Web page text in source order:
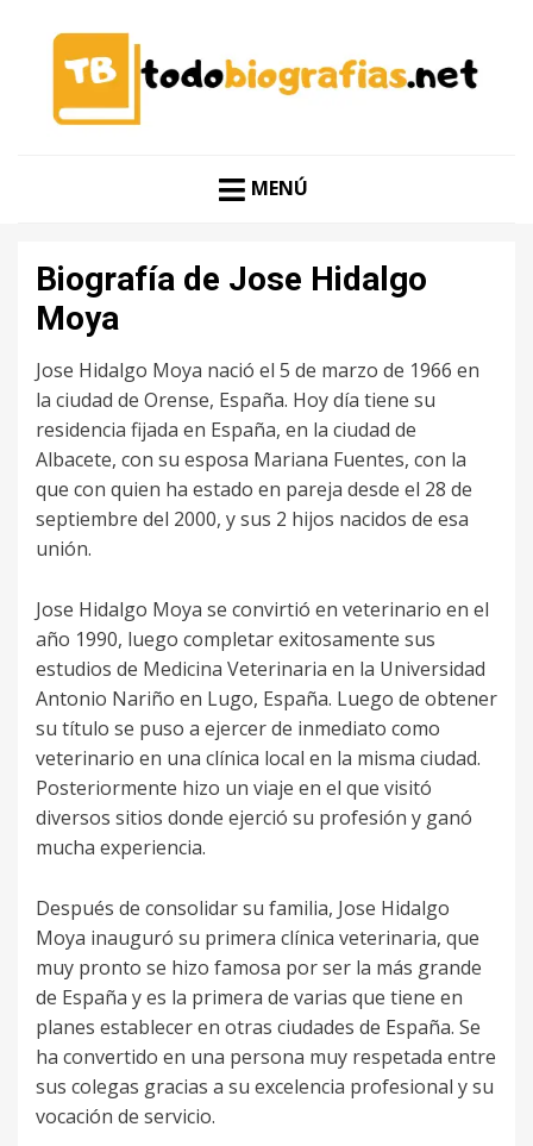
TODO BIOGRAFÍAS
MENÚ
Biografía de Jose Hidalgo
Moya
Jose Hidalgo Moya nació el 5 de marzo de 1966 en
la ciudad de Orense, España. Hoy día tiene su
residencia fijada en España, en la ciudad de
Albacete, con su esposa Mariana Fuentes, con la
que con quien ha estado en pareja desde el 28 de
septiembre del 2000, y sus 2 hijos nacidos de esa
unión.
Jose Hidalgo Moya se convirtió en veterinario en el
año 1990, luego completar exitosamente sus
estudios de Medicina Veterinaria en la Universidad
Antonio Nariño en Lugo, España. Luego de obtener
su título se puso a ejercer de inmediato como
veterinario en una clínica local en la misma ciudad.
Posteriormente hizo un viaje en el que visitó
diversos sitios donde ejerció su profesión y ganó
mucha experiencia.
Después de consolidar su familia, Jose Hidalgo
Moya inauguró su primera clínica veterinaria, que
muy pronto se hizo famosa por ser la más grande
de España y es la primera de varias que tiene en
planes establecer en otras ciudades de España. Se
ha convertido en una persona muy respetada entre
sus colegas gracias a su excelencia profesional y su
vocación de servicio.